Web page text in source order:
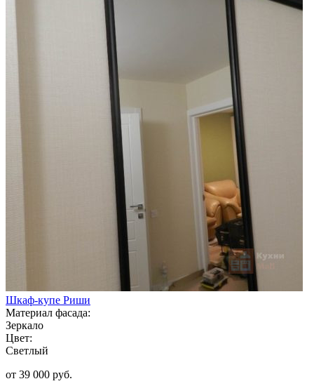
Шкаф-купе Риши
Материал фасада:
Зеркало
Цвет:
Светлый
от 39 000 руб.